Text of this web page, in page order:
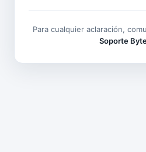
Para cualquier aclaración,
Soporte